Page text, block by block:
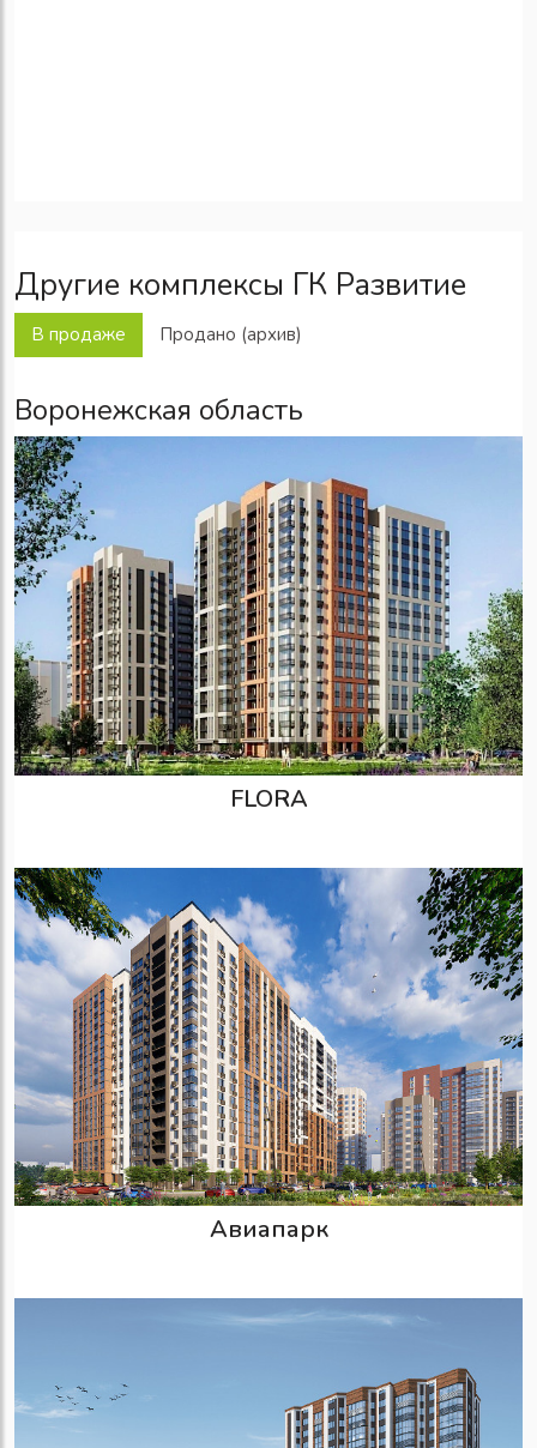
Другие комплексы ГК Развитие
В продаже Продано (архив)
Воронежская область
FLORA
Авиапарк